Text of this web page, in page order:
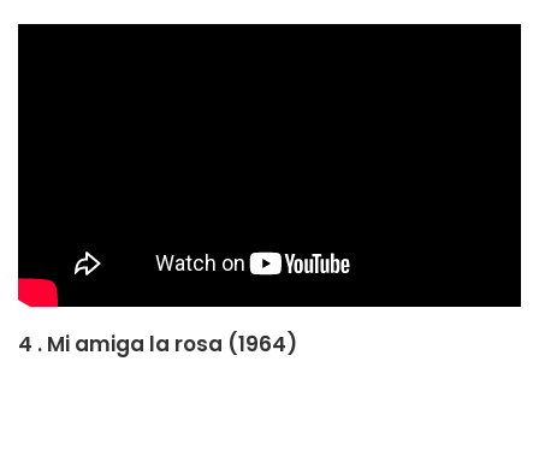
4 . Mi amiga la rosa (1964)